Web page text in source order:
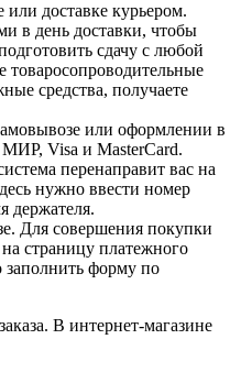
доставке курьером.
в день доставки, чтобы
сдачу с любой
средства, получаете
или оформлении в
МИР, Visa и MasterCard.
перенаправит вас на
нужно ввести номер
держателя.
Для совершения покупки
страницу платежного
заполнить форму по
В интернет-магазине